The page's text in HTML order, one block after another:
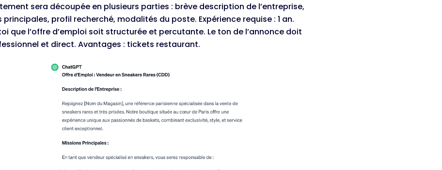
sera découpée en plusieurs parties : brève description de l’entreprise,
principales, profil recherché, modalités du poste. Expérience requise : 1 an.
que l’offre d’emploi soit structurée et percutante. Le ton de l’annonce doit
et direct. Avantages : tickets restaurant.